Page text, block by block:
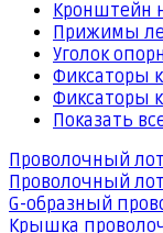
Кронштейн
Прижимы
Уголок
Фиксаторы
Фиксаторы
Показать
Проволочный
Проволочный
G-образный
Крышка